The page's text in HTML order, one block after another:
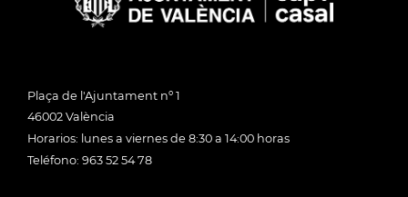
Plaça de l'Ajuntament nº 1
46002 València
Horarios: lunes a viernes de 8:30 a 14:00 horas
Teléfono: 963 52 54 78